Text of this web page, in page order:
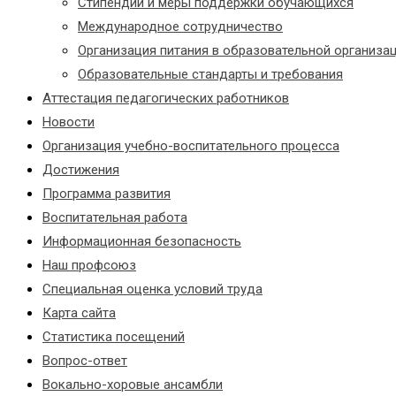
Международное сотрудничество
Организация питания в образовательной
Образовательные стандарты и требования
Аттестация педагогических работников
Новости
Организация учебно-воспитательного процесса
Достижения
Программа развития
Воспитательная работа
Информационная безопасность
Наш профсоюз
Специальная оценка условий труда
Карта сайта
Статистика посещений
Вопрос-ответ
Вокально-хоровые ансамбли